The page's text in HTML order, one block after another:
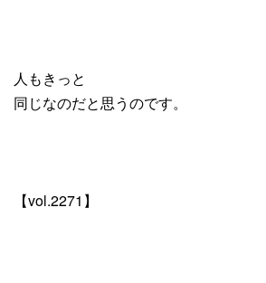
人もきっと
同じなのだと思うのです。
【vol.2271】